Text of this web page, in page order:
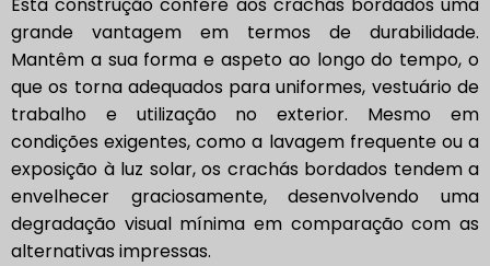
Esta construção confere aos crachás bordados uma
grande vantagem em termos de durabilidade.
Mantêm a sua forma e aspeto ao longo do tempo, o
que os torna adequados para uniformes, vestuário de
trabalho e utilização no exterior. Mesmo em
condições exigentes, como a lavagem frequente ou a
exposição à luz solar, os crachás bordados tendem a
envelhecer graciosamente, desenvolvendo uma
degradação visual mínima em comparação com as
alternativas impressas.